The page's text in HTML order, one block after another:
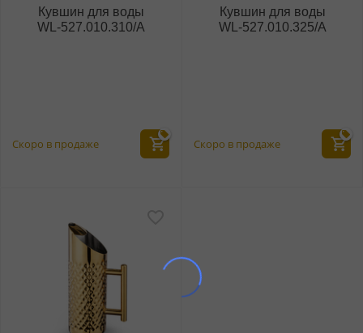
Кувшин для воды
WL‑527.010.310/A
Скоро в продаже
Кувшин для воды
WL‑527.010.325/A
Скоро в продаже